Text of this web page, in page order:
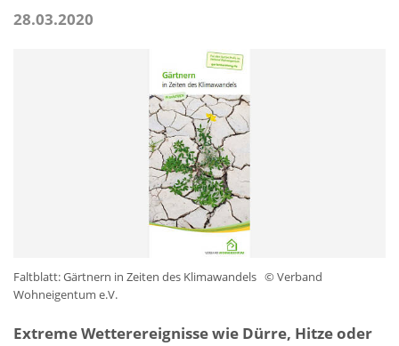
28.03.2020
Faltblatt: Gärtnern in Zeiten des Klimawandels © Verband
Wohneigentum e.V.
Extreme Wetterereignisse wie Dürre, Hitze oder